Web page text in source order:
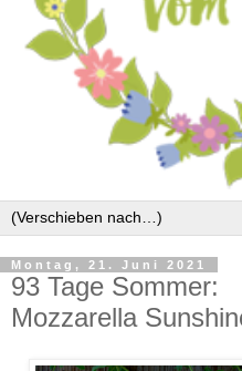
Montag, 21. Juni 2021
93 Tage Sommer:
Mozzarella